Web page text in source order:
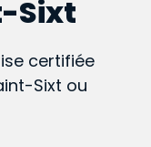
Sixt
certifiée
Sixt ou